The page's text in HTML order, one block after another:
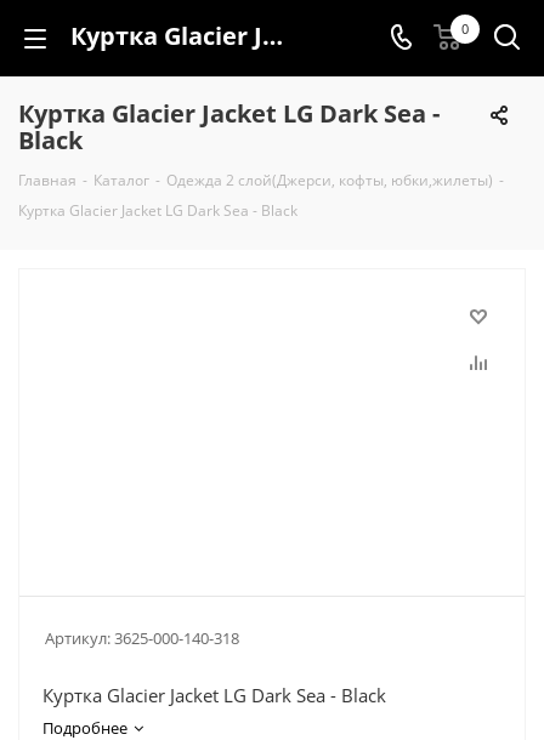
Куртка Glacier Jacket LG Dark Sea - Black 0
Куртка Glacier Jacket LG Dark Sea -
Black
Главная - Каталог - Одежда 2 слой(Джерси, кофты, юбки,жилеты) -
Куртка Glacier Jacket LG Dark Sea - Black
Артикул:3625-000-140-318
Куртка Glacier Jacket LG Dark Sea - Black
Подробнее